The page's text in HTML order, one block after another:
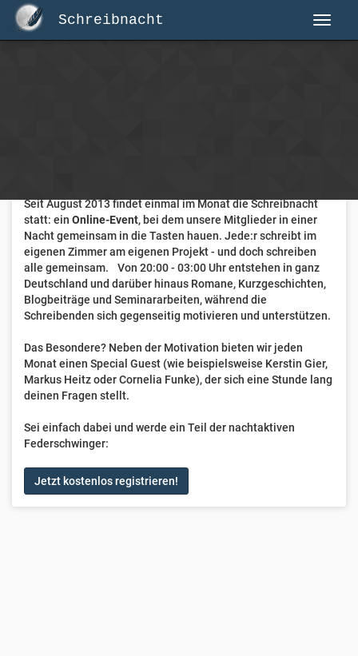
Schreibnacht
Seit August 2013 findet einmal im Monat die Schreibnacht
statt: ein Online-Event, bei dem unsere Mitglieder in einer
Nacht gemeinsam in die Tasten hauen. Jede:r schreibt im
eigenen Zimmer am eigenen Projekt - und doch schreiben
alle gemeinsam. Von 20:00 - 03:00 Uhr entstehen in ganz
Deutschland und darüber hinaus Romane, Kurzgeschichten,
Blogbeiträge und Seminararbeiten, während die
Schreibenden sich gegenseitig motivieren und unterstützen.
Das Besondere? Neben der Motivation bieten wir jeden
Monat einen Special Guest (wie beispielsweise Kerstin Gier,
Markus Heitz oder Cornelia Funke), der sich eine Stunde lang
deinen Fragen stellt.
Sei einfach dabei und werde ein Teil der nachtaktiven
Federschwinger:
Jetzt kostenlos registrieren!